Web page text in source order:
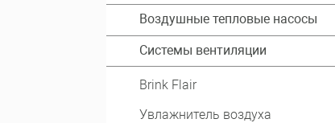
Воздушные тепловые насосы
Системы вентиляции
Brink Flair
Увлажнитель воздуха